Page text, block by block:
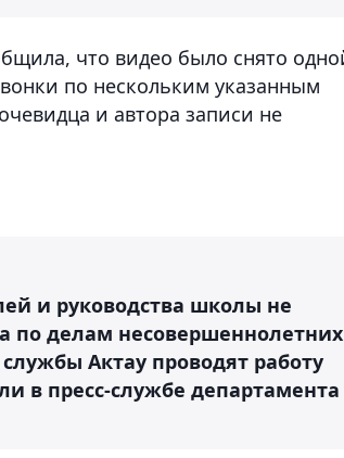
что видео было снято
по нескольким указанным
и автора записи не
и руководства школы не
по делам несовершеннолетних
Актау проводят работу
в пресс-службе департамента